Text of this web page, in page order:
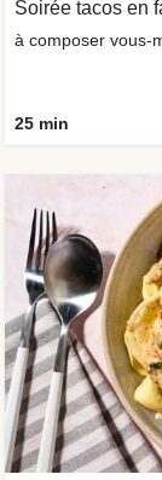
à composer vous-
25 min